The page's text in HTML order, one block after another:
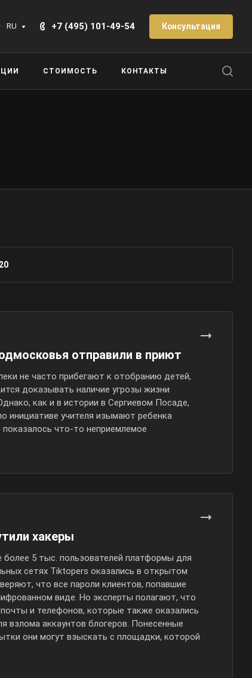
RU +7 (495) 101-49-54 Консультация
СТОИМОСТЬ КОНТАКТЫ
отправили в приют
не часто прибегают к отобранию детей,
доказывать наличие угрозы жизни
как и в истории в Сергиевом Посаде,
инициативе учителя изымают ребенка
что-то неприемлемое
хакеры
5 тыс. пользователей платформы для
сетях Tiktopers оказались в открытом
что все пароли клиентов, попавшие
виде. Но эксперты полагают, что
и телефонов, которые также оказались
взлома аккаунтов блогеров. Понесенные
они могут взыскать с площадки, которой